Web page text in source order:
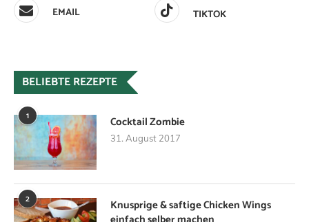
EMAIL
TIKTOK
BELIEBTE REZEPTE
1 Cocktail Zombie
31. August 2017
2
Knusprige & saftige Chicken Wings